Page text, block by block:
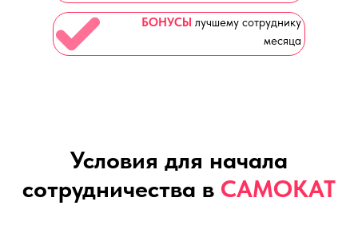
БОНУСЫ лучшему сотруднику
месяца
Условия для начала
сотрудничества в САМОКАТ